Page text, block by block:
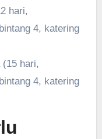
hari,
4, katering
(15 hari,
4, katering